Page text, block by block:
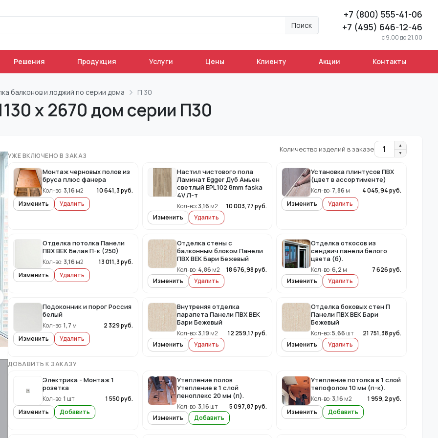
Поиск
+7 (800) 555-41-06
+7 (495) 646-12-46
c 9.00 до 21.00
Решения Продукция Услуги Цены Клиенту Акции Контакты
балконов и лоджий по серии дома П 30
х 2670 дом серии П30
Количество изделий в заказе 1
▲
▼
УЖЕ ВКЛЮЧЕНО В ЗАКАЗ
Монтаж черновых полов из
бруса плюс фанера
Кол-во: 3,16 м2 10 641,3руб.
Изменить
Удалить
Настил чистового пола
Ламинат Egger Дуб Амьен
светлый EPL102 8mm faska
4V Л-т
Кол-во: 3,16 м2 10 003,77руб.
Изменить
Удалить
Установка плинтусов ПВХ
(цвет в ассортименте)
Кол-во: 7,86 м 4 045,94руб.
Изменить
Удалить
Отделка потолка Панели
ПВХ ВЕК Белая П-к (250)
Кол-во: 3,16 м2 13 011,3руб.
Изменить
Удалить
Отделка стены с
балконным блоком Панели
ПВХ ВЕК Бари Бежевый
Кол-во: 4,86 м2 18 676,98руб.
Изменить
Удалить
Отделка откосов из
сендвич панели белого
цвета (б).
Кол-во:6,2 м 7 626руб.
Изменить
Удалить
Подоконник и порог Россия
белый
Кол-во:1,7 м 2 329руб.
Изменить
Удалить
Внутреняя отделка
парапета Панели ПВХ ВЕК
Бари Бежевый
Кол-во: 3,19 м2 12 259,17руб.
Изменить
Удалить
Отделка боковых стен П
Панели ПВХ ВЕК Бари
Бежевый
Кол-во:5,66 шт 21 751,38руб.
Изменить
Удалить
ДОБАВИТЬ К ЗАКАЗУ
Электрика - Монтаж 1
розетка
Кол-во:1 шт 1 550руб.
Изменить
Добавить
Утепление полов
Утепление в 1 слой
пеноплекс 20 мм (п).
Кол-во: 3,16 шт 5 097,87руб.
Изменить
Добавить
Утепление потолка в 1 слой
тепофолом 10 мм (п-к).
Кол-во: 3,16 м2 1 959,2руб.
Изменить
Добавить